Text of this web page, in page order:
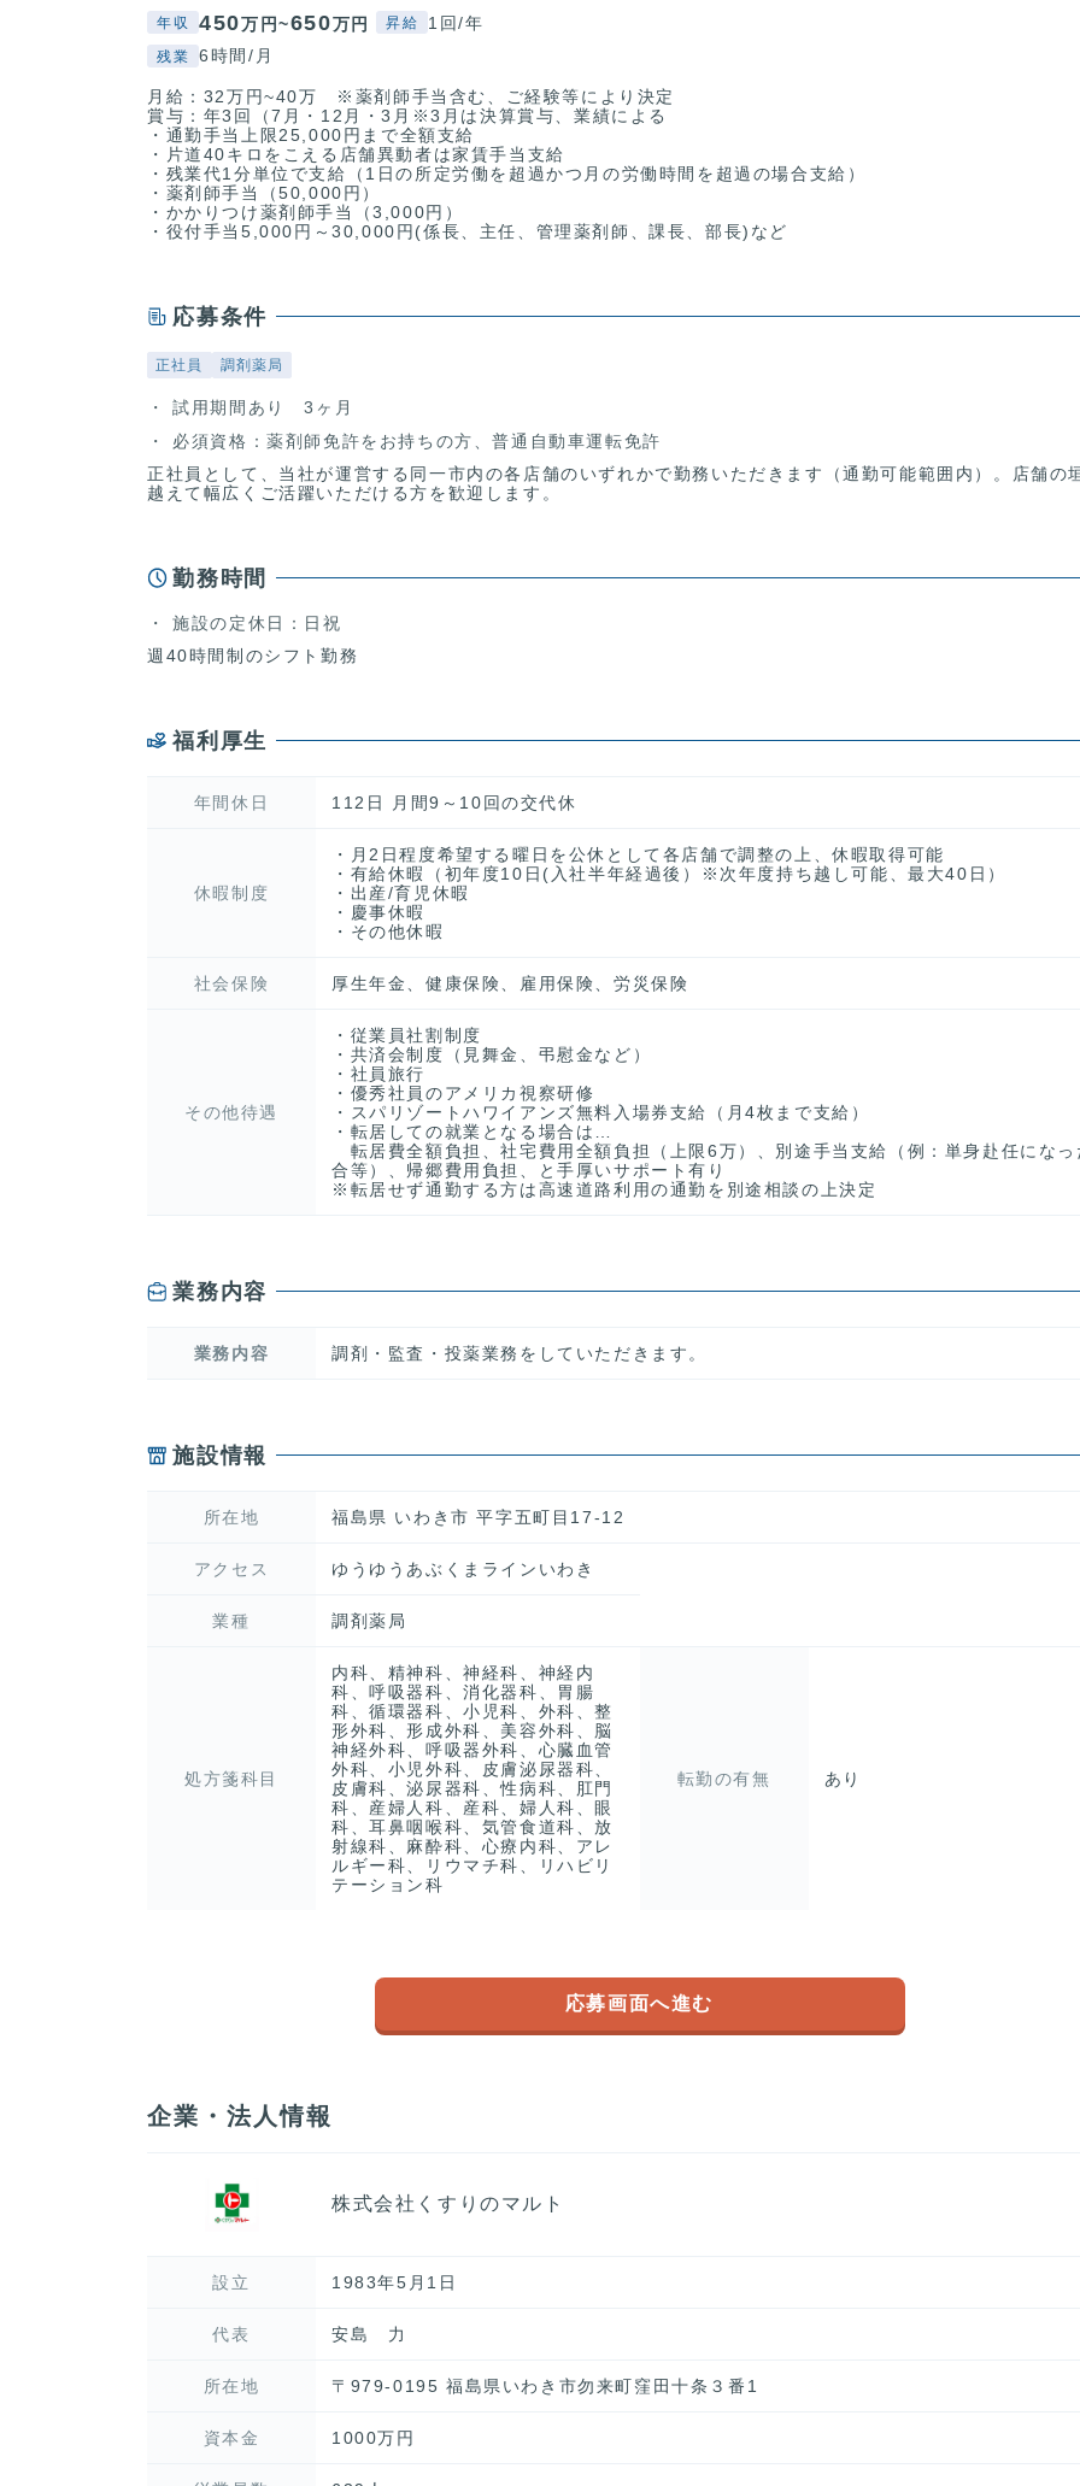
年収 450万円~650万円 昇給 1回/年
残業 6時間/月
月給：32万円~40万 ※薬剤師手当含む、ご経験等により決定
賞与：年3回（7月・12月・3月※3月は決算賞与、業績による
・通勤手当上限25,000円まで全額支給
・片道40キロをこえる店舗異動者は家賃手当支給
・残業代1分単位で支給（1日の所定労働を超過かつ月の労働時間を超過の場合支給）
・薬剤師手当（50,000円）
・かかりつけ薬剤師手当（3,000円）
・役付手当5,000円～30,000円(係長、主任、管理薬剤師、課長、部長)など
応募条件
正社員 調剤薬局
試用期間あり 3ヶ月
必須資格：薬剤師免許をお持ちの方、普通自動車運転免許
正社員として、当社が運営する同一市内の各店舗のいずれかで勤務いただきます（通勤可能範囲内）。店舗の
越えて幅広くご活躍いただける方を歓迎します。
勤務時間
施設の定休日：日祝
週40時間制のシフト勤務
福利厚生
年間休日 112日 月間9～10回の交代休
休暇制度
・月2日程度希望する曜日を公休として各店舗で調整の上、休暇取得可能
・有給休暇（初年度10日(入社半年経過後）※次年度持ち越し可能、最大40日）
・出産/育児休暇
・慶事休暇
・その他休暇
社会保険 厚生年金、健康保険、雇用保険、労災保険
その他待遇
・従業員社割制度
・共済会制度（見舞金、弔慰金など）
・社員旅行
・優秀社員のアメリカ視察研修
・スパリゾートハワイアンズ無料入場券支給（月4枚まで支給）
・転居しての就業となる場合は…
転居費全額負担、社宅費用全額負担（上限6万）、別途手当支給（例：単身赴任になっ
合等）、帰郷費用負担、と手厚いサポート有り
※転居せず通勤する方は高速道路利用の通勤を別途相談の上決定
業務内容
業務内容 調剤・監査・投薬業務をしていただきます。
施設情報
所在地 福島県 いわき市 平字五町目17-12
アクセス ゆうゆうあぶくまラインいわき
業種 調剤薬局
処方箋科目
内科、精神科、神経科、神経内
科、呼吸器科、消化器科、胃腸
科、循環器科、小児科、外科、整
形外科、形成外科、美容外科、脳
神経外科、呼吸器外科、心臓血管
外科、小児外科、皮膚泌尿器科、
皮膚科、泌尿器科、性病科、肛門
科、産婦人科、産科、婦人科、眼
科、耳鼻咽喉科、気管食道科、放
射線科、麻酔科、心療内科、アレ
ルギー科、リウマチ科、リハビリ
テーション科
転勤の有無 あり
応募画面へ進む
企業・法人情報
株式会社くすりのマルト
設立 1983年5月1日
代表 安島 力
所在地 〒979-0195 福島県いわき市勿来町窪田十条３番1
資本金 1000万円